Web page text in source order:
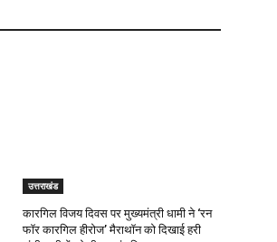
उत्तराखंड
कारगिल विजय दिवस पर मुख्यमंत्री धामी ने ‘रन
फॉर कारगिल हीरोज’ मैराथॉन को दिखाई हरी